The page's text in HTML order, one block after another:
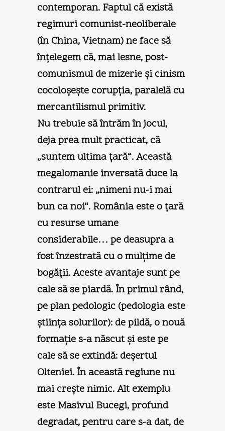
contemporan. Faptul că există
regimuri comunist-neoliberale
(în China, Vietnam) ne face să
înţelegem că, mai lesne, post-
comunismul de mizerie şi cinism
cocoloşeşte corupţia, paralelă cu
mercantilismul primitiv.
Nu trebuie să întrăm în jocul,
deja prea mult practicat, că
„suntem ultima ţară“. Această
megalomanie inversată duce la
contrarul ei: „nimeni nu-i mai
bun ca noi“. România este o ţară
cu resurse umane
considerabile… pe deasupra a
fost înzestrată cu o mulţime de
bogăţii. Aceste avantaje sunt pe
cale să se piardă. În primul rând,
pe plan pedologic (pedologia este
ştiinţa solurilor): de pildă, o nouă
formaţie s-a născut şi este pe
cale să se extindă: deşertul
Olteniei. În această regiune nu
mai creşte nimic. Alt exemplu
este Masivul Bucegi, profund
degradat, pentru care s-a dat, de